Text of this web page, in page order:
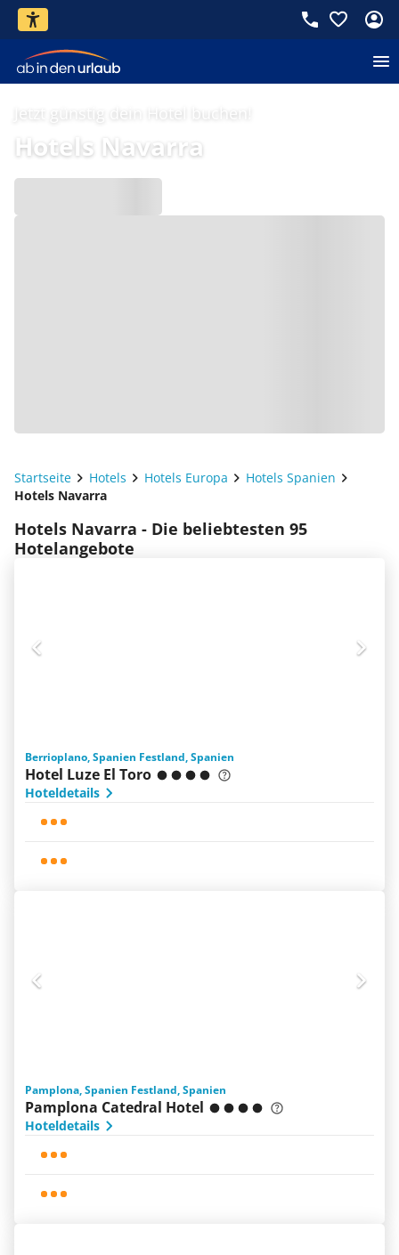
Jetzt günstig dein Hotel buchen!
Hotels Navarra
Startseite Hotels Hotels Europa
Hotels Spanien
Hotels Navarra
Hotels Navarra - Die beliebtesten 95
Hotelangebote
Berrioplano, Spanien Festland, Spanien
Hotel Luze El Toro
Hoteldetails
Pamplona, Spanien Festland, Spanien
Pamplona Catedral Hotel
Hoteldetails